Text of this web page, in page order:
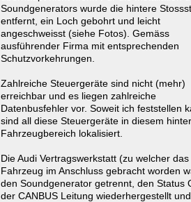
Soundgenerators wurde die hintere
entfernt, ein Loch gebohrt und leicht
angeschweisst (siehe Fotos). Gemäss
ausführender Firma mit entsprechenden
Schutzvorkehrungen.
Zahlreiche Steuergeräte sind nicht (mehr)
erreichbar und es liegen zahlreiche
Datenbusfehler vor. Soweit ich feststellen
sind all diese Steuergeräte in diesem
Fahrzeugbereich lokalisiert.
Die Audi Vertragswerkstatt (zu welcher das
Fahrzeug im Anschluss gebracht worden
den Soundgenerator getrennt, den Status
der CANBUS Leitung wiederhergestellt